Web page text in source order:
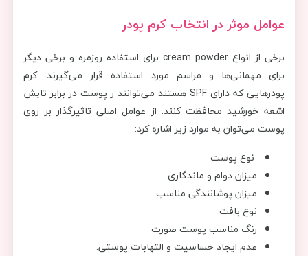
عوامل موثر در انتخاب کرم پودر
برخی از انواع cream powder برای استفاده روزمره و برخی دیگر
برای مهمانی‌ها و مراسم مورد استفاده قرار می‌گیرند. کرم
پودرهایی که دارای SPF هستند می‌توانند ز پوست در برابر تابش
اشعه خورشید محافظت کنند. از عوامل اصلی تاثیرگذار بر روی
پوست می‌توان به موارد زیر اشاره کرد:
نوع پوست
میزان دوام و ماندگاری
میزان پوشانندگی مناسب
نوع بافت
رنگ مناسب پوست صورت
عدم ایجاد حساسیت و التهابات پوستی.